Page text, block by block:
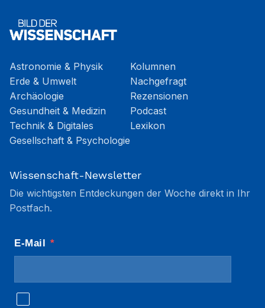
Astronomie & Physik
Erde & Umwelt
Archäologie
Gesundheit & Medizin
Technik & Digitales
Gesellschaft & Psychologie
Kolumnen
Nachgefragt
Rezensionen
Podcast
Lexikon
Wissenschaft-Newsletter
Die wichtigsten Entdeckungen der Woche direkt in Ihr
Postfach.